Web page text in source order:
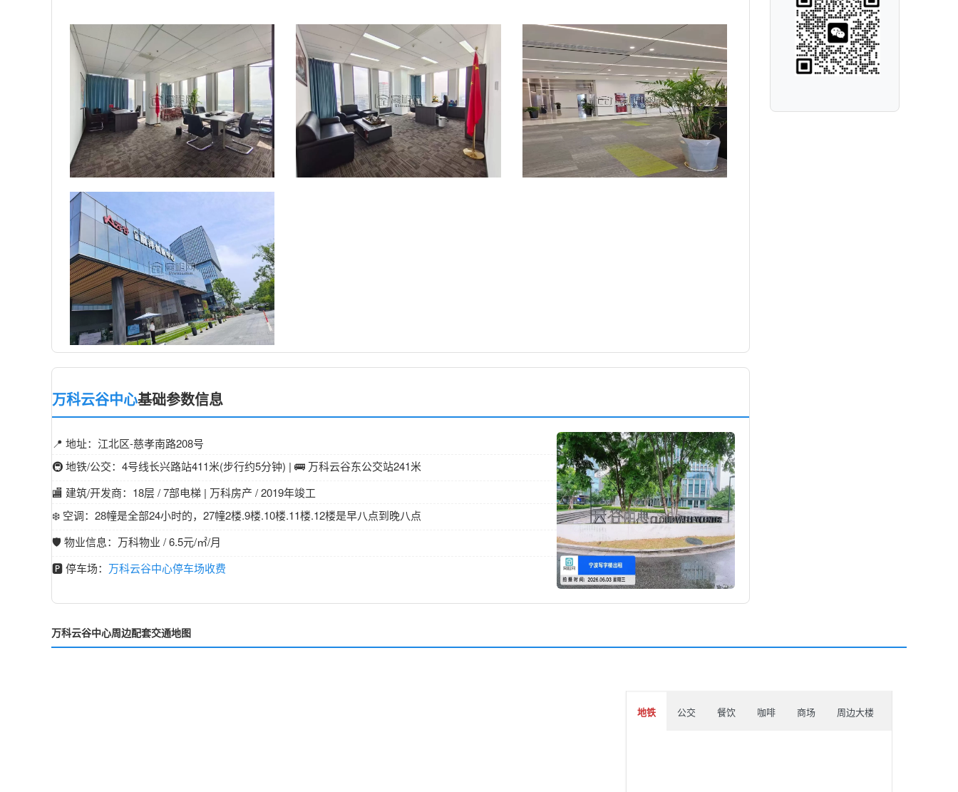
万科云谷中心基础参数信息
📍 地址：江北区-慈孝南路208号
🚇 地铁/公交：4号线长兴路站411米(步行约5分钟) | 🚌 万科云谷东公交站241米
🏬 建筑/开发商：18层 / 7部电梯 | 万科房产 / 2019年竣工
❄️ 空调：28幢是全部24小时的，27幢2楼.9楼.10楼.11楼.12楼是早八点到晚八点
🛡️ 物业信息：万科物业 / 6.5元/㎡/月
🅿️ 停车场： 万科云谷中心停车场收费
万科云谷中心周边配套交通地图
地铁 公交 餐饮 咖啡 商场 周边大楼